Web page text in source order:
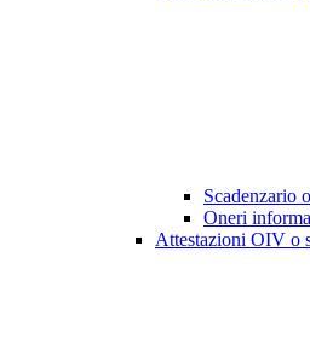
Scadenzario
Oneri
Attestazioni OIV o